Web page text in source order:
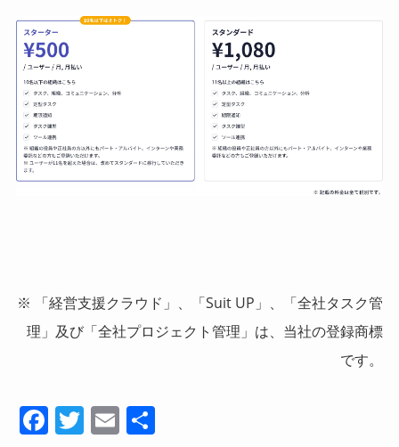
※ 「経営支援クラウド」、「Suit UP」、「全社タスク管
理」及び「全社プロジェクト管理」は、当社の登録商標
です。
F
T
E